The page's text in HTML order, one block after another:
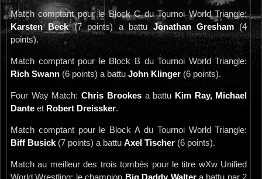
Match comptant pour le Block C du Tournoi World Triangle:
Karsten Beck(7 points) a battu Jonathan Gresham(4
points).
Match comptant pour le Block B du Tournoi World Triangle:
Rich Swann (6 points) a battu John Klinger (6 points).
Four Way Match:Chris Brookesa battu Kim Ray, Michael
Dante et Robert Dreissker.
Match comptant pour le Block A du Tournoi World Triangle:
Biff Busick (7 points) a battu Axel Tischer (6 points).
Match au meilleur des trois tombés pour le titre wXw Unified